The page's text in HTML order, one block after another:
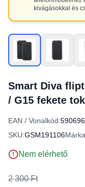
kivágásokkal és
Smart Diva
/ G15 fekete tok
EAN / Vonalkód:
SKU:GSM191106
Nem elérhető
2 300 Ft